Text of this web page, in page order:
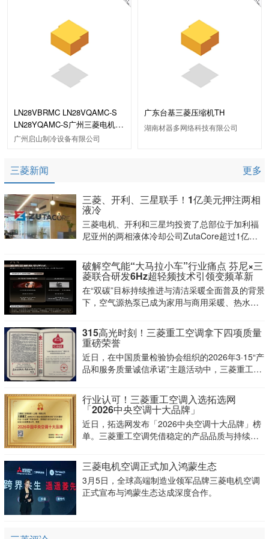
LN28VBRMC LN28VQAMC-S
LN28YQAMC-S广州三菱电机压
缩机
广州启山制冷设备有限公司
广东台基三菱压缩机TH
湖南材器多网络科技有限公司
三菱新闻 更多
三菱、开利、三星联手！1亿美元押注两相
液冷
三菱电机、开利和三星均投资了总部位于加利福
尼亚州的两相液体冷却公司ZutaCore超过1亿美
破解空气能“大马拉小车”行业痛点 芬尼×三
菱联合研发6Hz超轻频技术引领变频革新
在“双碳”目标持续推进与清洁采暖全面普及的背景
下，空气源热泵已成为家用与商用采暖、热水系
大马拉小车、频繁启停、能耗偏高、室温波动
大、运行噪音突出等共性难题，成为制约用户体
验与行业升级的关键瓶颈。
315高光时刻！三菱重工空调拿下四项质量
重磅荣誉
近日，在中国质量检验协会组织的2026年3·15“产
品和服务质量诚信承诺”主题活动中，三菱重工空
先进企业”“全国行业质量领先企业”“全国质量检验
稳定合格产品”与“全国产品和服务质量诚信承诺企
业”四
行业认可！三菱重工空调入选拓选网
「2026中央空调十大品牌」
近日，拓选网发布「2026中央空调十大品牌」榜
单。三菱重工空调凭借稳定的产品品质与持续积
三菱电机空调正式加入鸿蒙生态
3月5日，全球高端制造业领军品牌三菱电机空调
正式宣布与鸿蒙生态达成深度合作。